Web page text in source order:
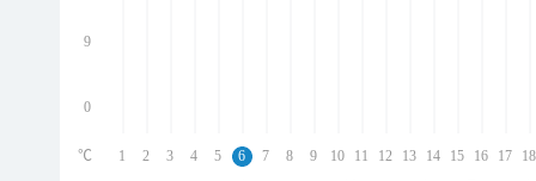
9
0
1 2 3 4 5 6 7 8 9 10 11 12 13 14 15 16 17 18
℃